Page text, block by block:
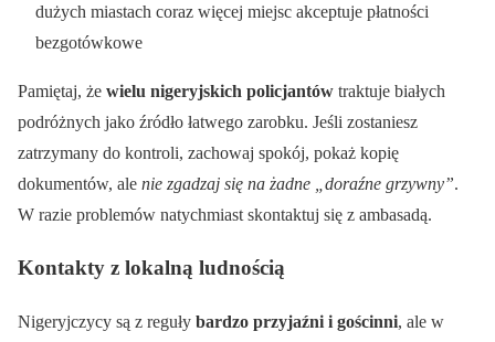
dużych miastach coraz więcej miejsc akceptuje płatności
bezgotówkowe
Pamiętaj, że wielu nigeryjskich policjantów traktuje białych
podróżnych jako źródło łatwego zarobku. Jeśli zostaniesz
zatrzymany do kontroli, zachowaj spokój, pokaż kopię
dokumentów, ale nie zgadzaj się na żadne „doraźne grzywny”.
W razie problemów natychmiast skontaktuj się z ambasadą.
Kontakty z lokalną ludnością
Nigeryjczycy są z reguły bardzo przyjaźni i gościnni, ale w